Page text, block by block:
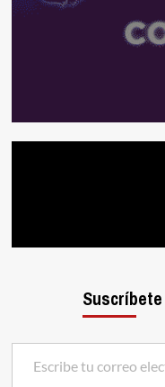
Escribe tu correo electrónico…